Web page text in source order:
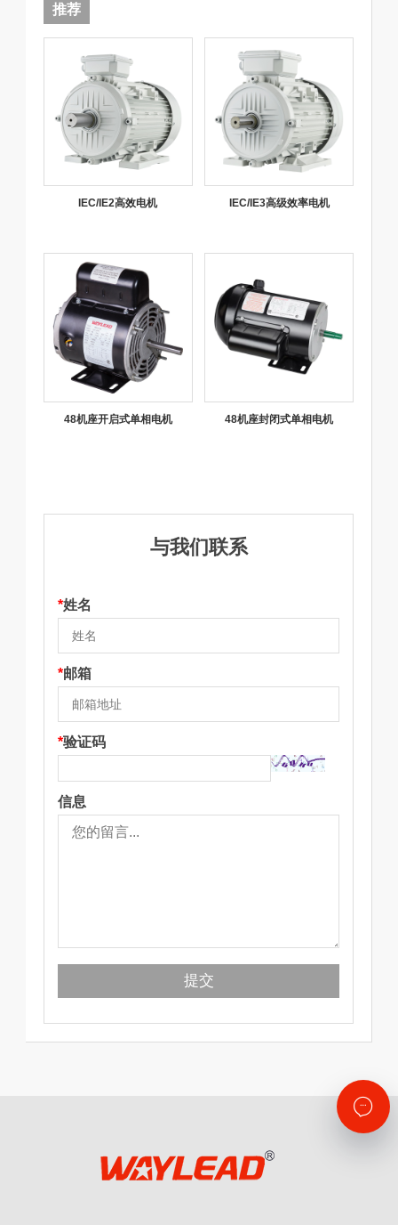
推荐
IEC/IE2高效电机 IEC/IE3高级效率电机
48机座开启式单相电机 48机座封闭式单相电机
与我们联系
*姓名
*邮箱
*验证码
信息